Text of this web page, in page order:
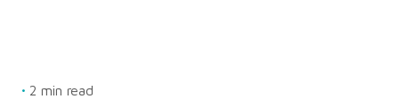
2 min read